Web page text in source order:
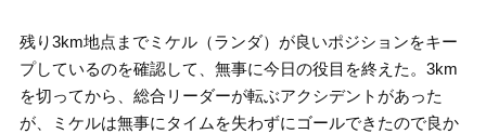
残り3km地点までミケル（ランダ）が良いポジションをキー
プしているのを確認して、無事に今日の役目を終えた。3km
を切ってから、総合リーダーが転ぶアクシデントがあった
が、ミケルは無事にタイムを失わずにゴールできたので良か